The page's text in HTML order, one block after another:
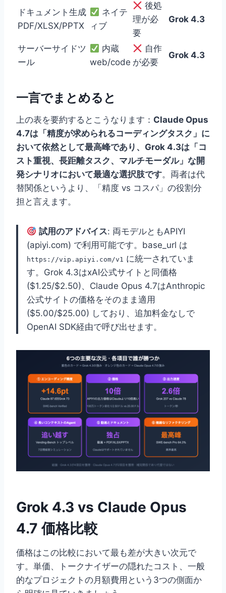
ドキュメント生成
PDF/XLSX/PPTX
ネイテ
ィブ
後処
理が必
要
Grok 4.3
サーバーサイドツ
ール
内蔵
web/code
自作
が必要
Grok 4.3
一言でまとめると
上の表を要約するとこうなります： Claude Opus
4.7は「精度が求められるコーディングタスク」に
おいて依然として最高峰であり、Grok 4.3は「コ
スト重視、長距離タスク、マルチモーダル」な開
発シナリオにおいて最適な選択肢です。両者は代
替関係というより、「精度 vs コスパ」の役割分
担と言えます。
試用のアドバイス: 両モデルともAPIYI
(apiyi.com) で利用可能です。base_url は
https://vip.apiyi.com/v1 に統一されていま
す。Grok 4.3はxAI公式サイトと同価格
($1.25/$2.50)、Claude Opus 4.7はAnthropic
公式サイトの価格をそのまま適用
($5.00/$25.00) しており、追加料金なしで
OpenAI SDK経由で呼び出せます。
Grok 4.3 vs Claude Opus
4.7 価格比較
価格はこの比較において最も差が大きい次元で
す。単価、トークナイザーの隠れたコスト、一般
的なプロジェクトの月額費用という3つの側面か